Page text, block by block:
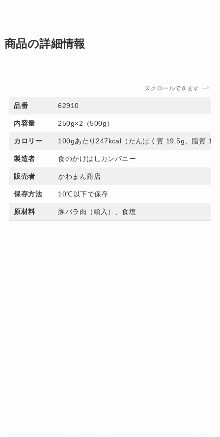
商品の詳細情報
スクロールできます
品番 62910
内容量 250g×2（500g）
カロリー 100gあたり247kcal（たんぱく質 19.5g、脂質
製造者 食のかけはしカンパニー
販売者 かわまん商店
保存方法 10℃以下で保存
原材料 豚バラ肉（輸入）、食塩